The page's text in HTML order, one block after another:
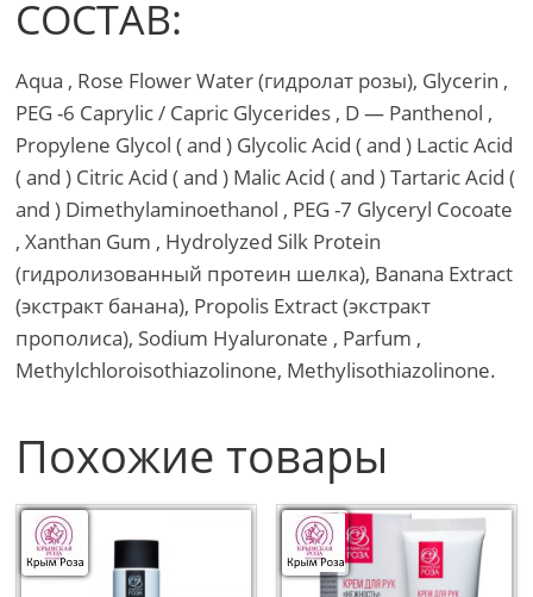
СОСТАВ:
Aqua , Rose Flower Water (гидролат розы), Glycerin ,
PEG -6 Caprylic / Capric Glycerides , D — Panthenol ,
Propylene Glycol ( and ) Glycolic Acid ( and ) Lactic Acid
( and ) Citric Acid ( and ) Malic Acid ( and ) Tartaric Acid (
and ) Dimethylaminoethanol , PEG -7 Glyсeryl Cocoate
, Xanthаn Gum , Hydrolyzed Silk Protein
(гидролизованный протеин шелка), Banana Extract
(экстракт банана), Propolis Extract (экстракт
прополиса), Sodium Hyaluronate , Parfum ,
Methylchloroisothiazolinone, Methylisothiazolinone.
Похожие товары